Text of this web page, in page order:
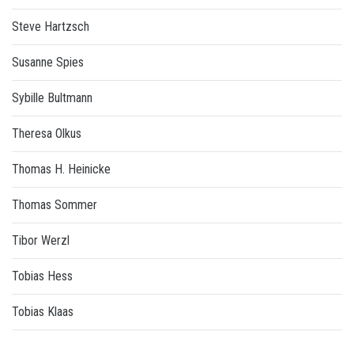
Steve Hartzsch
Susanne Spies
Sybille Bultmann
Theresa Olkus
Thomas H. Heinicke
Thomas Sommer
Tibor Werzl
Tobias Hess
Tobias Klaas